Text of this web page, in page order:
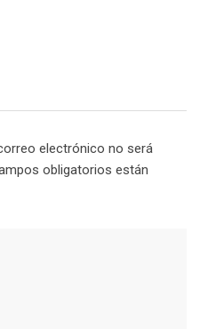
electrónico no será
obligatorios están